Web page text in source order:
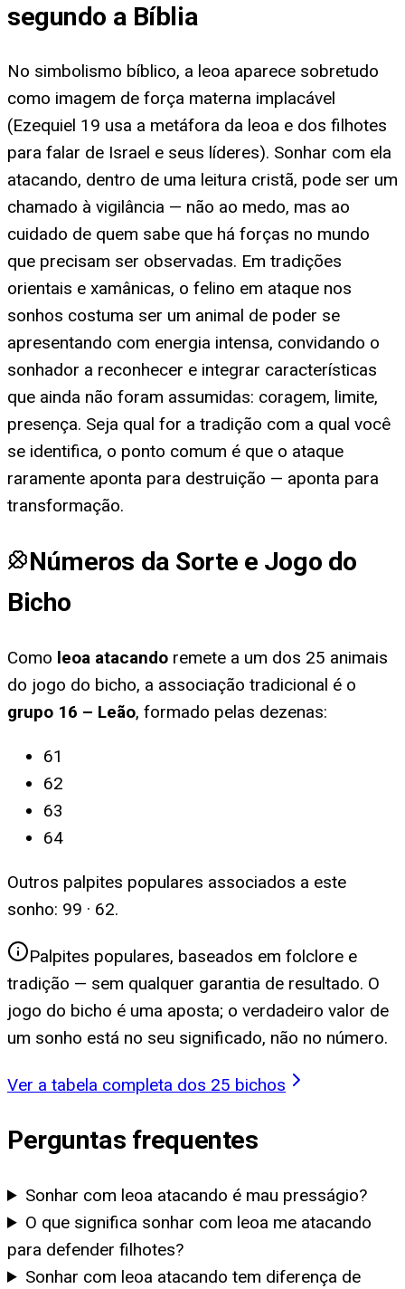
segundo a Bíblia
No simbolismo bíblico, a leoa aparece sobretudo
como imagem de força materna implacável
(Ezequiel 19 usa a metáfora da leoa e dos filhotes
para falar de Israel e seus líderes). Sonhar com ela
atacando, dentro de uma leitura cristã, pode ser um
chamado à vigilância — não ao medo, mas ao
cuidado de quem sabe que há forças no mundo
que precisam ser observadas. Em tradições
orientais e xamânicas, o felino em ataque nos
sonhos costuma ser um animal de poder se
apresentando com energia intensa, convidando o
sonhador a reconhecer e integrar características
que ainda não foram assumidas: coragem, limite,
presença. Seja qual for a tradição com a qual você
se identifica, o ponto comum é que o ataque
raramente aponta para destruição — aponta para
transformação.
Números da Sorte e Jogo do
Bicho
Como leoa atacando remete a um dos 25 animais
do jogo do bicho, a associação tradicional é o
grupo 16 – Leão, formado pelas dezenas:
61
62
63
64
Outros palpites populares associados a este
sonho: 99 · 62.
Palpites populares, baseados em folclore e
tradição — sem qualquer garantia de resultado. O
jogo do bicho é uma aposta; o verdadeiro valor de
um sonho está no seu significado, não no número.
Ver a tabela completa dos 25 bichos
Perguntas frequentes
Sonhar com leoa atacando é mau presságio?
O que significa sonhar com leoa me atacando
para defender filhotes?
Sonhar com leoa atacando tem diferença de